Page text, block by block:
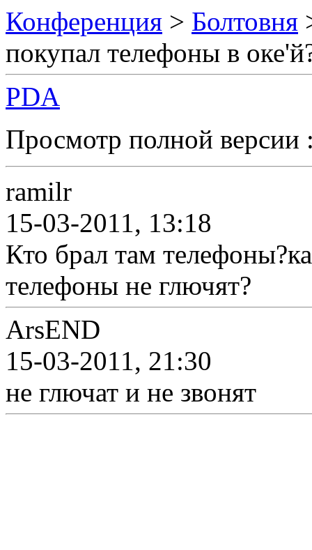
Конференция > Болтовня
покупал телефоны в
PDA
Просмотр полной
ramilr
15-03-2011, 13:18
Кто брал там
телефоны не глючят?
ArsEND
15-03-2011, 21:30
не глючат и не звонят